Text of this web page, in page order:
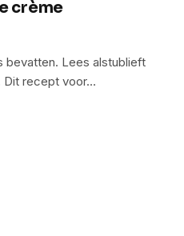
crème
bevatten. Lees alstublieft
Dit recept voor…